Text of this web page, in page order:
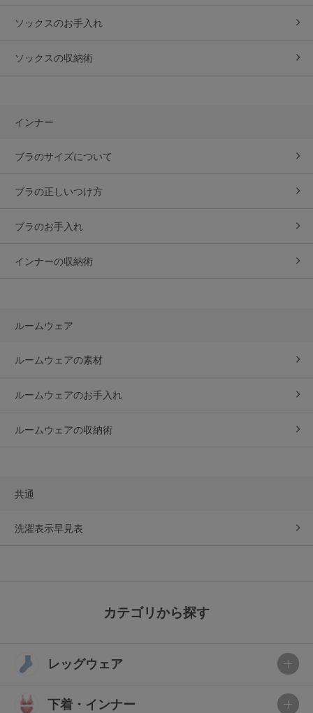
ソックスのお手入れ
ソックスの収納術
インナー
ブラのサイズについて
ブラの正しいつけ方
ブラのお手入れ
インナーの収納術
ルームウェア
ルームウェアの素材
ルームウェアのお手入れ
ルームウェアの収納術
共通
洗濯表示早見表
カテゴリから探す
レッグウェア
下着・インナー